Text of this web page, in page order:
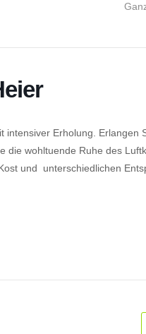
Erholung. Erlangen
wohltuende Ruhe des
und unterschiedlichen